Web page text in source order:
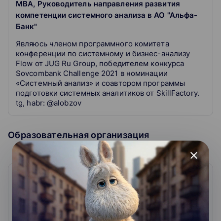
MBA, Руководитель направления развития
компетенции системного анализа в АО "Альфа-
Банк"
Являюсь членом программного комитета
конференции по системному и бизнес-анализу
Flow от JUG Ru Group, победителем конкурса
Sovcombank Challenge 2021 в номинации
«Системный анализ» и соавтором программы
подготовки системных аналитиков от SkillFactory.
tg, habr: @alobzov
Образовательная организация
Stepik
4.6 60 отзывов
close